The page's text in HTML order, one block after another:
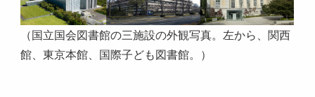
（国立国会図書館の三施設の外観写真。左から、関西
館、東京本館、国際子ども図書館。）